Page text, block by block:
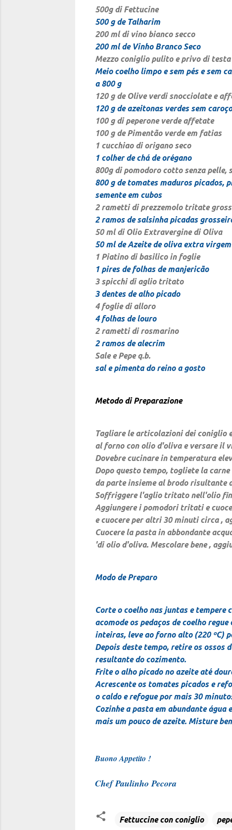
500g di Fettucine
500 g de Talharim
200 ml di vino bianco secco
200 ml de Vinho Branco Seco
Mezzo coniglio pulito e privo di testa
Meio coelho limpo e sem pés e sem
a 800 g
120 g de Olive verdi snocciolate e
120 g de azeitonas verdes sem
100 g di peperone verde affetate
100 g de Pimentão verde em fatias
1 cucchiao di origano seco
1 colher de chá de orégano
800g di pomodoro cotto senza pelle,
800 g de tomates maduros picados,
semente em cubos
2 rametti di prezzemolo tritate
2 ramos de salsinha picadas
50 ml di Olio Extravergine di Oliva
50 ml de Azeite de oliva extra virgem
1 Piatino di basilico in foglie
1 pires de folhas de manjericão
3 spicchi di aglio tritato
3 dentes de alho picado
4 foglie di alloro
4 folhas de louro
2 rametti di rosmarino
2 ramos de alecrim
Sale e Pepe q.b.
sal e pimenta do reino a gosto
Metodo di Preparazione
Tagliare le articolazioni dei coniglio
al forno con olio d'oliva e versare il
Dovebre cucinare in temperatura
Dopo questo tempo, togliete la
da parte insieme al brodo risultante
Soffriggere l'aglio tritato nell'olio
Aggiungere i pomodori tritati e
e cuocere per altri 30 minuti circa ,
Cuocere la pasta in abbondante
'di olio d'oliva. Mescolare bene ,
Modo de Preparo
Corte o coelho nas juntas e tempere
acomode os pedaços de coelho
inteiras, leve ao forno alto (220 ºC)
Depois deste tempo, retire os ossos
resultante do cozimento.
Frite o alho picado no azeite até
Acrescente os tomates picados e
o caldo e refogue por mais 30
Cozinhe a pasta em abundante água
mais um pouco de azeite. Misture
Buono Appetito !
Chef Paulinho Pecora
Fettuccine con coniglio